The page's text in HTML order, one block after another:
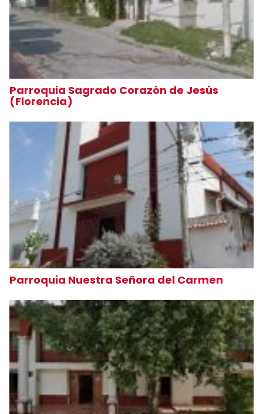
Parroquia Sagrado Corazón de Jesús
(Florencia)
Parroquia Nuestra Señora del Carmen